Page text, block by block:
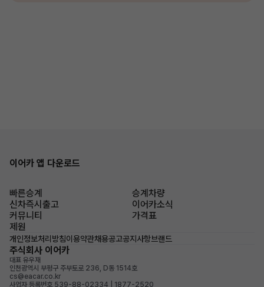
이어카 앱 다운로드
빠른승계
승계차량
신차즉시출고
이어카소식
커뮤니티
가격표
제원
개인정보처리방침이용약관채용공고공지사항브랜드
주식회사 이어카
대표 유우재
인천광역시 부평구 주부토로 236, D동 1514호
cs@eacar.co.kr
사업자 등록번호 539-88-02334 | 1877-2520